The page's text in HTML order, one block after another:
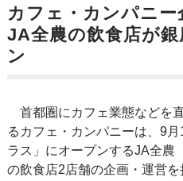
カフェ・カンパニー
JA全農の飲食店が
ン
首都圏にカフェ業態などを
るカフェ・カンパニーは、9
ラス」にオープンするJA全農
の飲食店2店舗の企画・運営